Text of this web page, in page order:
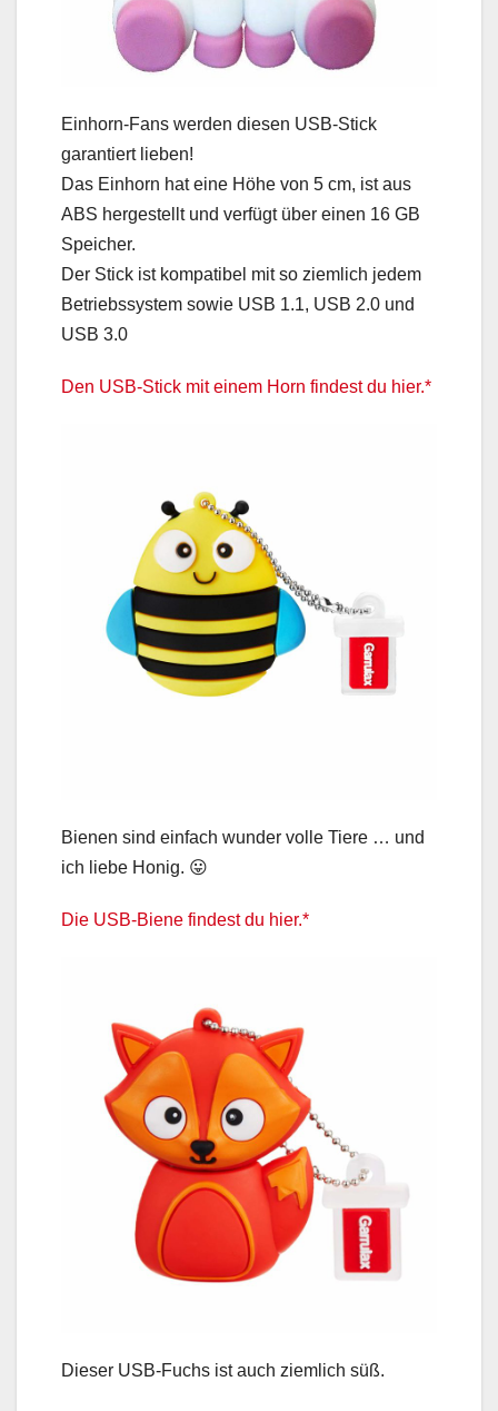
Einhorn-Fans werden diesen USB-Stick
garantiert lieben!
Das Einhorn hat eine Höhe von 5 cm, ist aus
ABS hergestellt und verfügt über einen 16 GB
Speicher.
Der Stick ist kompatibel mit so ziemlich jedem
Betriebssystem sowie USB 1.1, USB 2.0 und
USB 3.0
Den USB-Stick mit einem Horn findest du hier.*
Bienen sind einfach wunder volle Tiere … und
ich liebe Honig. 😛
Die USB-Biene findest du hier.*
Dieser USB-Fuchs ist auch ziemlich süß.